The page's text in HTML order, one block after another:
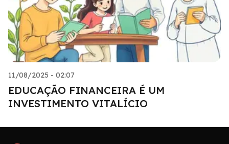
11/08/2025 - 02:07
EDUCAÇÃO FINANCEIRA É UM
INVESTIMENTO VITALÍCIO